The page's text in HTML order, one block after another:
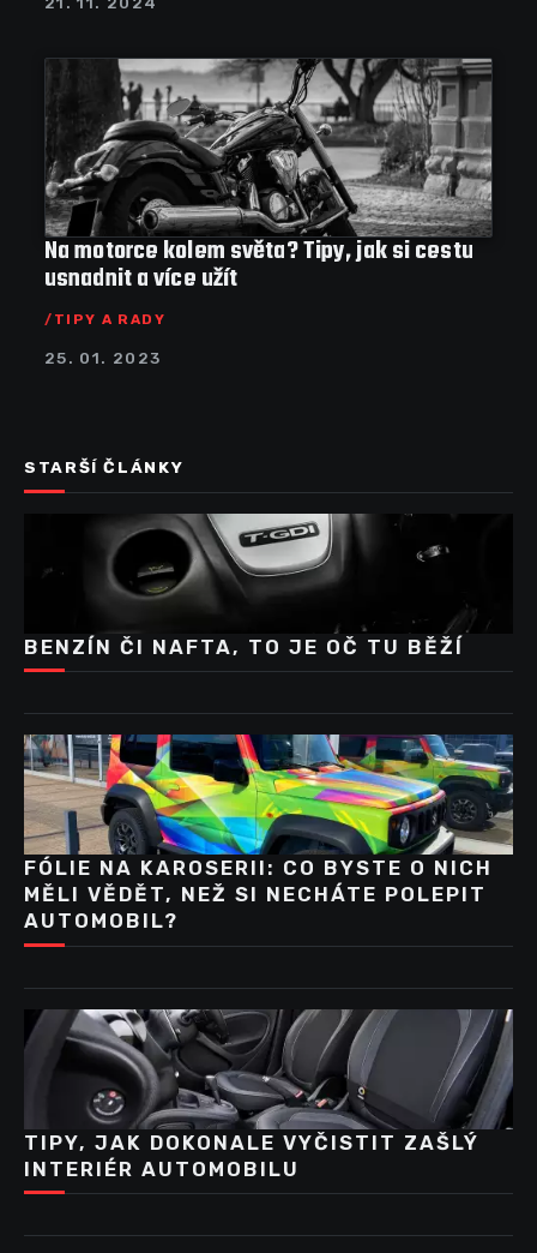
Na motorce kolem světa? Tipy, jak si cestu
usnadnit a více užít
TIPY A RADY
25. 01. 2023
STARŠÍ ČLÁNKY
BENZÍN ČI NAFTA, TO JE OČ TU BĚŽÍ
FÓLIE NA KAROSERII: CO BYSTE O NICH
MĚLI VĚDĚT, NEŽ SI NECHÁTE POLEPIT
AUTOMOBIL?
TIPY, JAK DOKONALE VYČISTIT ZAŠLÝ
INTERIÉR AUTOMOBILU